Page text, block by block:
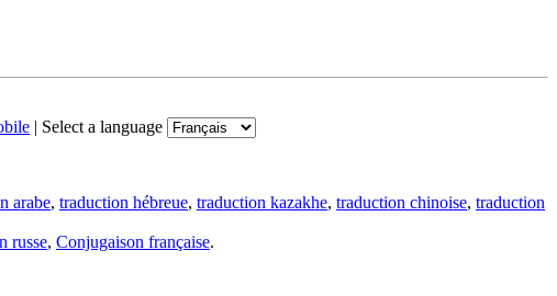
| Select a language
arabe, traduction hébreue, traduction kazakhe, traduction chinoise, traduction
russe, Conjugaison française.